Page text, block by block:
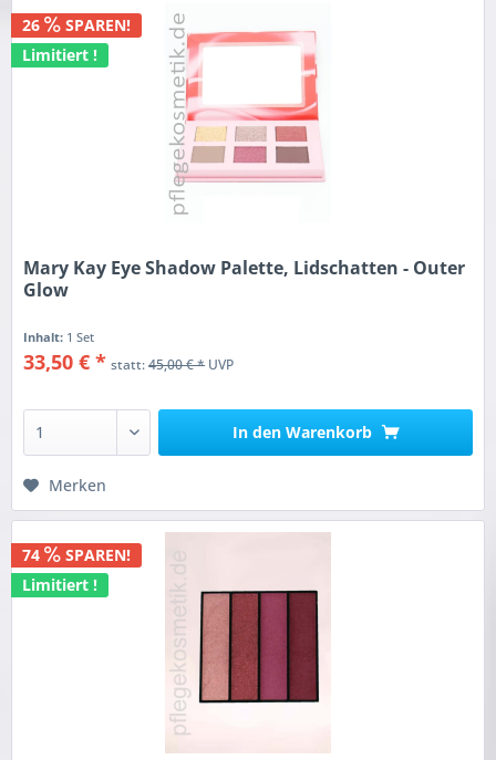
26
SPAREN!
Limitiert !
Mary Kay Eye Shadow Palette, Lidschatten - Outer
Glow
Inhalt: 1 Set
33,50 € * statt:45,00 € *UVP
In den Warenkorb
Merken
74
SPAREN!
Limitiert !